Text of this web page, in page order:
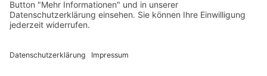
© Stadtmühle Waldenbuch 2026
und Mühlenprodukte ·
Cookie-Einstellungen